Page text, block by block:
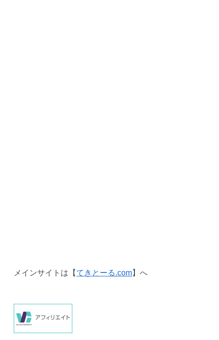
メインサイトは【てきとーる.com】へ